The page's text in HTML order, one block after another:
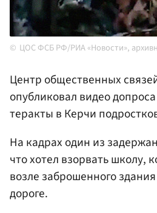
ЦОС ФСБ РФ/РИА «Новости»,
Центр общественных
опубликовал видео
теракты в Керчи
На кадрах один из
что хотел взорвать школу,
возле заброшенного
дороге.